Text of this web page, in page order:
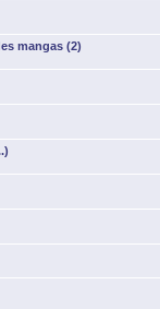
mangas (2)